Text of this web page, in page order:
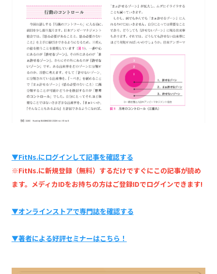
▼FitNs.にログインして記事を確認する
※FitNs.に新規登録（無料）するだけですぐにこの記事が読め
ます。メディカIDをお持ちの方はご登録IDでログインできます!
▼オンラインストアで専門誌を確認する
▼著者による好評セミナーはこちら！